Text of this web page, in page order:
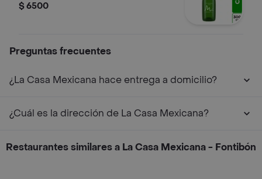
$ 6500
Preguntas frecuentes
¿La Casa Mexicana hace entrega a domicilio?
¿Cuál es la dirección de La Casa Mexicana?
Restaurantes similares a La Casa Mexicana - Fontibón